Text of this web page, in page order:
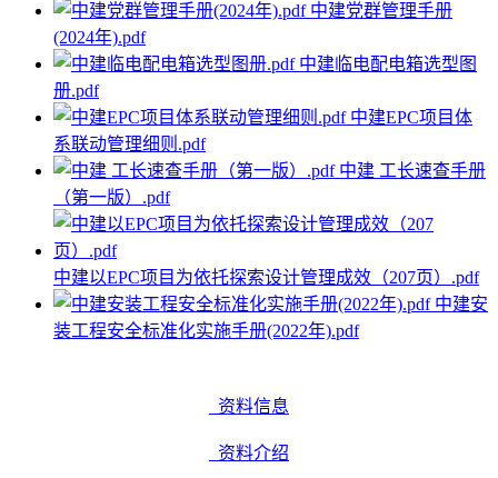
中建党群管理手册
(2024年).pdf
中建临电配电箱选型图
册.pdf
中建EPC项目体
系联动管理细则.pdf
中建 工长速查手册
（第一版）.pdf
中建以EPC项目为依托探索设计管理成效（207页）.pdf
中建安
装工程安全标准化实施手册(2022年).pdf
资料信息
资料介绍